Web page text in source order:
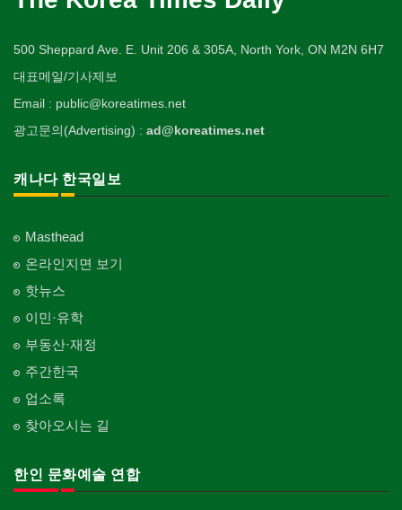
500 Sheppard Ave. E. Unit 206 & 305A, North York, ON M2N 6H7
대표메일/기사제보
Email : public@koreatimes.net
광고문의(Advertising) : ad@koreatimes.net
캐나다 한국일보
Masthead
온라인지면 보기
핫뉴스
이민·유학
부동산·재정
주간한국
업소록
찾아오시는 길
한인 문화예술 연합